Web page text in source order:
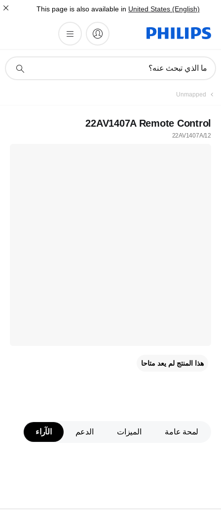
This page is also available in United States (English)
دعم
ما الذي تبحث عنه؟
Unmapped
22AV1407A Remote Control
22AV1407A/12
هذا المنتج لم يعد متاحا
لمحة عامة الميزات الدعم الآراء